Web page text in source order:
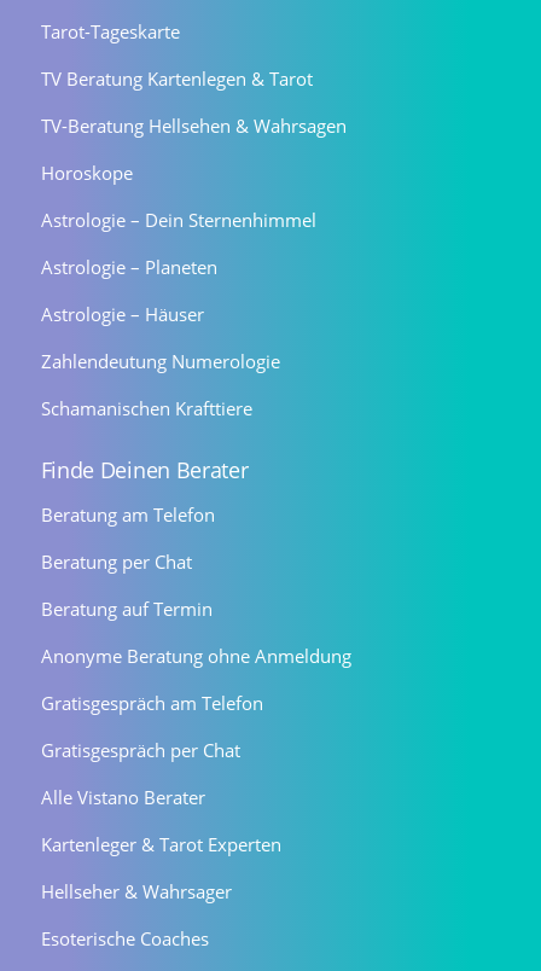
Tarot-Tageskarte
TV Beratung Kartenlegen & Tarot
TV-Beratung Hellsehen & Wahrsagen
Horoskope
Astrologie – Dein Sternenhimmel
Astrologie – Planeten
Astrologie – Häuser
Zahlendeutung Numerologie
Schamanischen Krafttiere
Finde Deinen Berater
Beratung am Telefon
Beratung per Chat
Beratung auf Termin
Anonyme Beratung ohne Anmeldung
Gratisgespräch am Telefon
Gratisgespräch per Chat
Alle Vistano Berater
Kartenleger & Tarot Experten
Hellseher & Wahrsager
Esoterische Coaches